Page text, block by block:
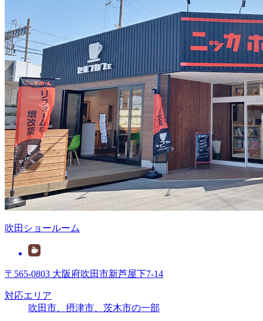
吹田ショールーム
〒565-0803 大阪府吹田市新芦屋下7-14
対応エリア
吹田市、摂津市、茨木市の一部